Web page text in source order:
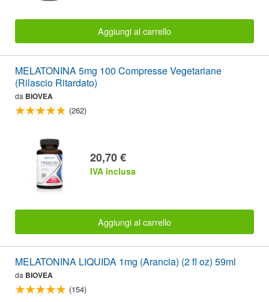
Aggiungi al carrello
MELATONINA 5mg 100 Compresse Vegetariane
(Rilascio Ritardato)
da BIOVEA
(262)
20,70 €
IVA inclusa
Aggiungi al carrello
MELATONINA LIQUIDA 1mg (Arancia) (2 fl oz) 59ml
da BIOVEA
(154)